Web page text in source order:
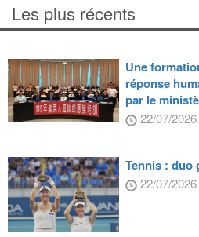
Les plus récents
Une
réponse
par le
22/07/2026
Tennis : duo
22/07/2026